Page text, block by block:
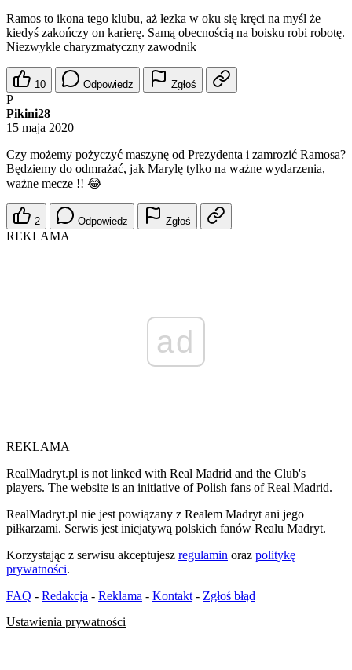
Ramos to ikona tego klubu, aż łezka w oku się kręci na myśl że
kiedyś zakończy on karierę. Samą obecnością na boisku robi robotę.
Niezwykle charyzmatyczny zawodnik
10 Odpowiedz Zgłoś
P
Pikini28
15 maja 2020
Czy możemy pożyczyć maszynę od Prezydenta i zamrozić Ramosa?
Będziemy do odmrażać, jak Marylę tylko na ważne wydarzenia,
ważne mecze !! 😂
2 Odpowiedz Zgłoś
REKLAMA
ad
REKLAMA
RealMadryt.pl is not linked with Real Madrid and the Club's
players. The website is an initiative of Polish fans of Real Madrid.
RealMadryt.pl nie jest powiązany z Realem Madryt ani jego
piłkarzami. Serwis jest inicjatywą polskich fanów Realu Madryt.
Korzystając z serwisu akceptujesz regulamin oraz politykę
prywatności.
FAQ - Redakcja - Reklama - Kontakt - Zgłoś błąd
Ustawienia prywatności